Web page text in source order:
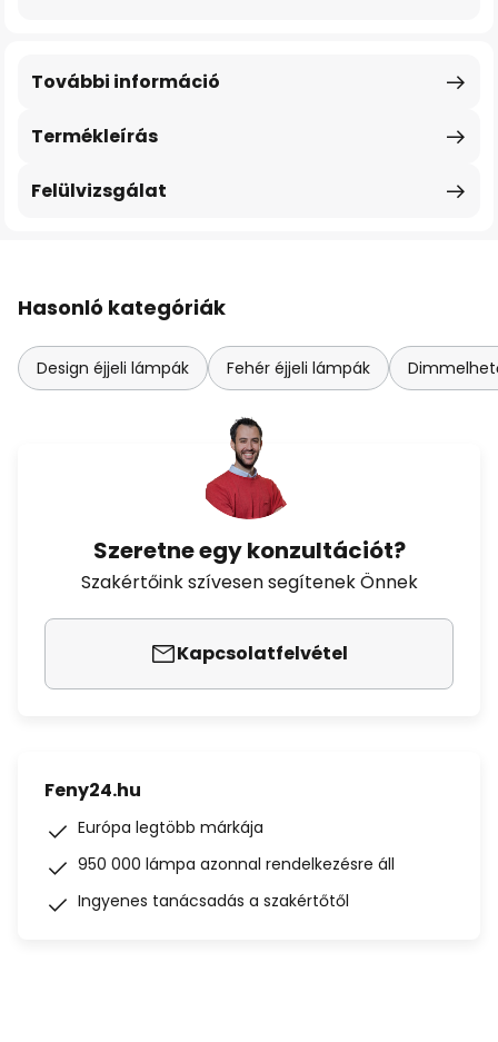
Termékleírás
További információ
Felülvizsgálat
Hasonló kategóriák
Design éjjeli lámpák Fehér éjjeli lámpák
Szeretne egy konzultációt?
Szakértőink szívesen segítenek Önnek
Kapcsolatfelvétel
Feny24.hu
Európa legtöbb márkája
950 000 lámpa azonnal rendelkezésre áll
Ingyenes tanácsadás a szakértőtől